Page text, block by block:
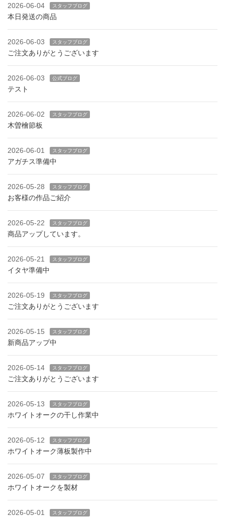
2026-06-04 スタッフブログ
本日発送の商品
2026-06-03 スタッフブログ
ご注文ありがとうございます
2026-06-03 公式ブログ
テスト
2026-06-02 スタッフブログ
木曽檜節板
2026-06-01 スタッフブログ
アガチス準備中
2026-05-28 スタッフブログ
お客様の作品ご紹介
2026-05-22 スタッフブログ
商品アップしています。
2026-05-21 スタッフブログ
イタヤ準備中
2026-05-19 スタッフブログ
ご注文ありがとうございます
2026-05-15 スタッフブログ
新商品アップ中
2026-05-14 スタッフブログ
ご注文ありがとうございます
2026-05-13 スタッフブログ
ホワイトオークの干し作業中
2026-05-12 スタッフブログ
ホワイトオーク薄板製作中
2026-05-07 スタッフブログ
ホワイトオークを製材
2026-05-01 スタッフブログ